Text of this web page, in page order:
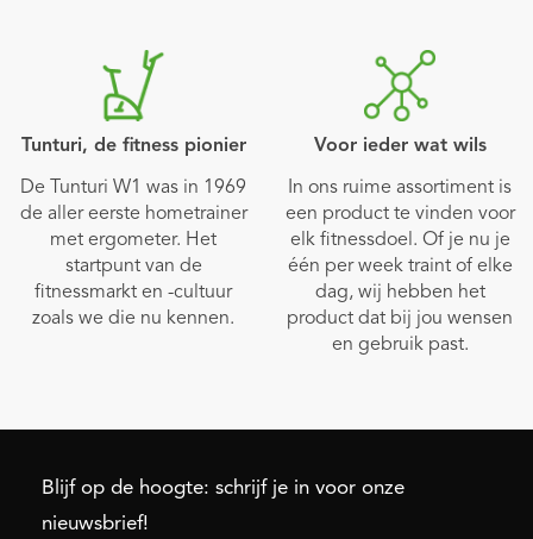
Tunturi, de fitness pionier
De Tunturi W1 was in 1969
de aller eerste hometrainer
met ergometer. Het
startpunt van de
fitnessmarkt en -cultuur
zoals we die nu kennen.
Voor ieder wat wils
In ons ruime assortiment is
een product te vinden voor
elk fitnessdoel. Of je nu je
één per week traint of elke
dag, wij hebben het
product dat bij jou wensen
en gebruik past.
Blijf op de hoogte: schrijf je in voor onze
nieuwsbrief!